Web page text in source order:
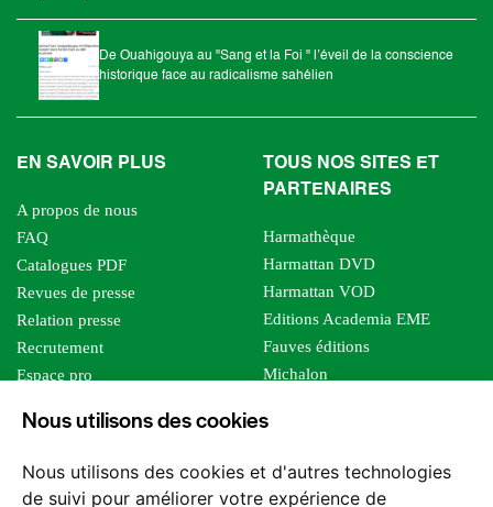
Nous utilisons des cookies
Nous utilisons des cookies et d'autres technologies
de suivi pour améliorer votre expérience de
De Ouahigouya au "Sang et la Foi " l’éveil de la conscience
historique face au radicalisme sahélien
EN SAVOIR PLUS
A propos de nous
FAQ
Catalogues PDF
Revues de presse
Relation presse
Recrutement
Espace pro
Foreign rights
TOUS NOS SITES ET
PARTENAIRES
Harmathèque
Harmattan DVD
Harmattan VOD
Editions Academia EME
Fauves éditions
Michalon
Editions Sutton
Les impliqués